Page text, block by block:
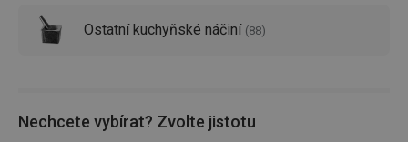
Ostatní kuchyňské náčiní (88)
Nechcete vybírat? Zvolte jistotu